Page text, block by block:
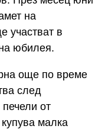
на
участват в
юбилея.
още по време
след
от
малка